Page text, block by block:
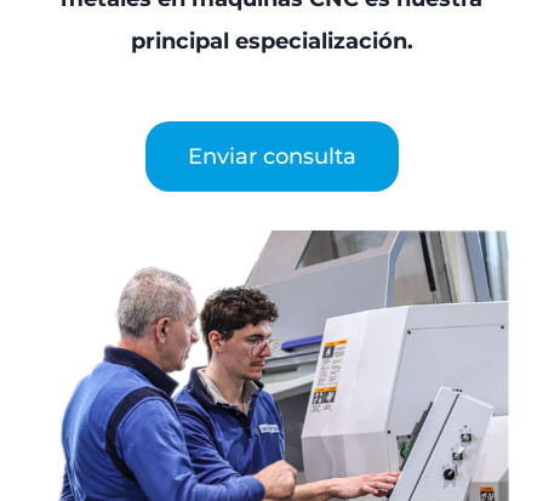
principal especialización.
Enviar consulta